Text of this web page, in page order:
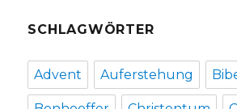
SCHLAGWÖRTER
Advent Auferstehung